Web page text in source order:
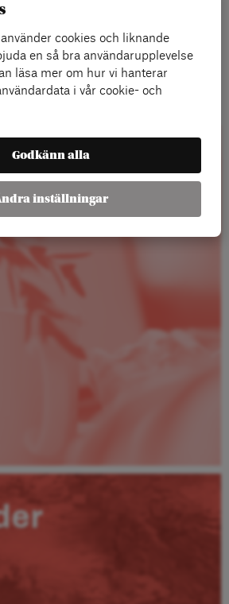
en serie korta samtal där vi pratar med
Idés Facebooksida. Det kommer
på arenaide.se/video
cookies och liknande
en så bra användarupplevelse
läsa mer om hur vi hanterar
i vår cookie- och
Godkänn alla
inställningar